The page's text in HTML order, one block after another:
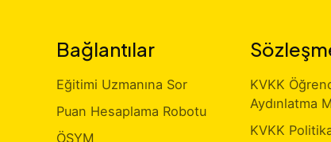
Bağlantılar
Eğitimi Uzmanına Sor
Puan Hesaplama Robotu
ÖSYM
KVKK
Aydınlatma
KVKK